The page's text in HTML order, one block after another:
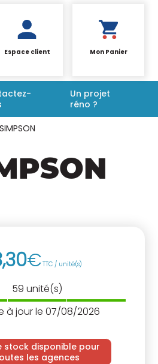
Espace client Mon Panier
Un projet
réno ?
,30€TTC / unité(s)
59 unité(s)
à jour le 07/08/2026
stock disponible pour
les agences